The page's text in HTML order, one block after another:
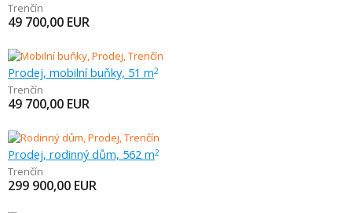
Trenčín
49 700,00 EUR
Prodej, mobilní buňky, 51 m2
Trenčín
49 700,00 EUR
Prodej, rodinný dům, 562 m2
Trenčín
299 900,00 EUR